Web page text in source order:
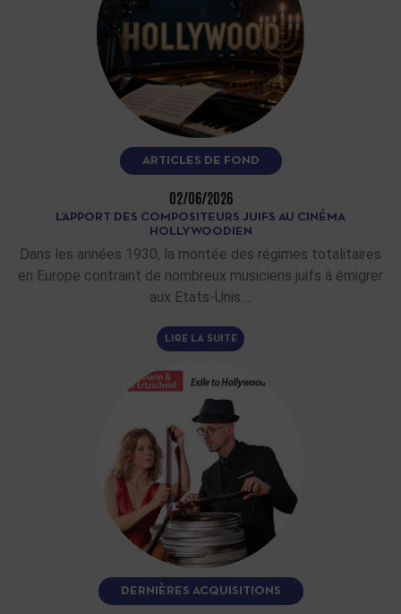
ARTICLES DE FOND
02/06/2026
L’APPORT DES COMPOSITEURS JUIFS AU CINÉMA
HOLLYWOODIEN
Dans les années 1930, la montée des régimes totalitaires
en Europe contraint de nombreux musiciens juifs à émigrer
aux Etats-Unis.…
LIRE LA SUITE
DERNIÈRES ACQUISITIONS